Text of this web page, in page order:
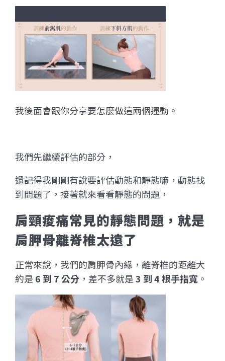
我後面會跟你分享要怎麼做這兩個運動。
我們先繼續評估的部分，
還記得我剛剛有說要評估動態和靜態嘛，動態找
到問題了，接著就來看看靜態的問題，
肩頸痠痛常見的靜態問題，就是
肩胛骨離脊椎太遠了
正常來說，我們的肩胛骨內緣，離脊椎的距離大
約是 6 到 7 公分 ，差不多就是3 到 4 根手指寬 。